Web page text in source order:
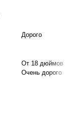
Дорого
От 18 дюймов
Очень дорого